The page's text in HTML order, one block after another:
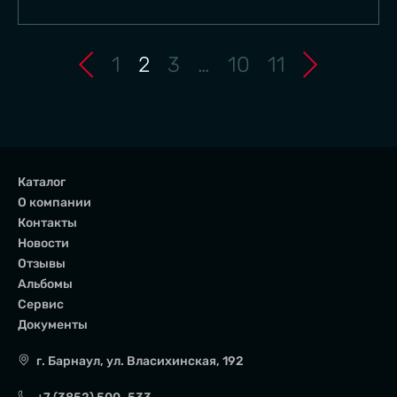
напоминает о необходимости заточки ножей». "
младший из фермеров Виталий Шпилев, который
работает на RSM 161 самостоятельно,– я 15 лет за
ровно, несмотря на 9-метровую жатку. Нагрузка в 15
ц/га для такой машины небольшая. Но у нас в
хозяйстве около 10% пашни отводится под озимые, а
в прошлом году в районе было дождливо. Колос
налился, дал 27 ц/га, но ему не хватило солнца и
ACROS с таким фоном уже не справлялся, а RSM 161
быстро все убрал. Бункер наполнялся за 25 минут, –
1 2 3 … 10 11
Каталог
О компании
Контакты
Новости
Отзывы
Альбомы
Сервис
Документы
г. Барнаул, ул. Власихинская, 192